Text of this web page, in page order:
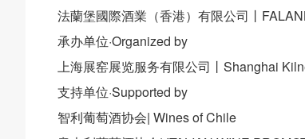
法蘭堡國際酒業（香港）有限公司丨
承办单位·Organized by
上海展窑展览服务有限公司丨Shanghai
支持单位·Supported by
智利葡萄酒协会| Wines of Chile